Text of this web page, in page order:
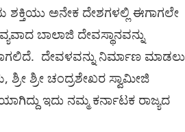
ಶಕ್ತಿಯು ಅನೇಕ ದೇಶಗಳಲ್ಲಿ ಈಗಾಗಲೇ
ಬಾಲಾಜಿ ದೇವಸ್ಥಾನವನ್ನು
ದೇವಳವನ್ನು ನಿರ್ಮಾಣ ಮಾಡಲು
ಶ್ರೀ ಶ್ರೀ ಚಂದ್ರಶೇಖರ ಸ್ವಾಮೀಜಿ
ಇದು ನಮ್ಮ ಕರ್ನಾಟಕ ರಾಜ್ಯದ